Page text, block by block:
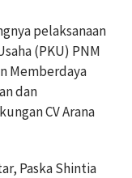
pelaksanaan
(PKU) PNM
Memberdaya
dan
CV Arana
Paska Shintia